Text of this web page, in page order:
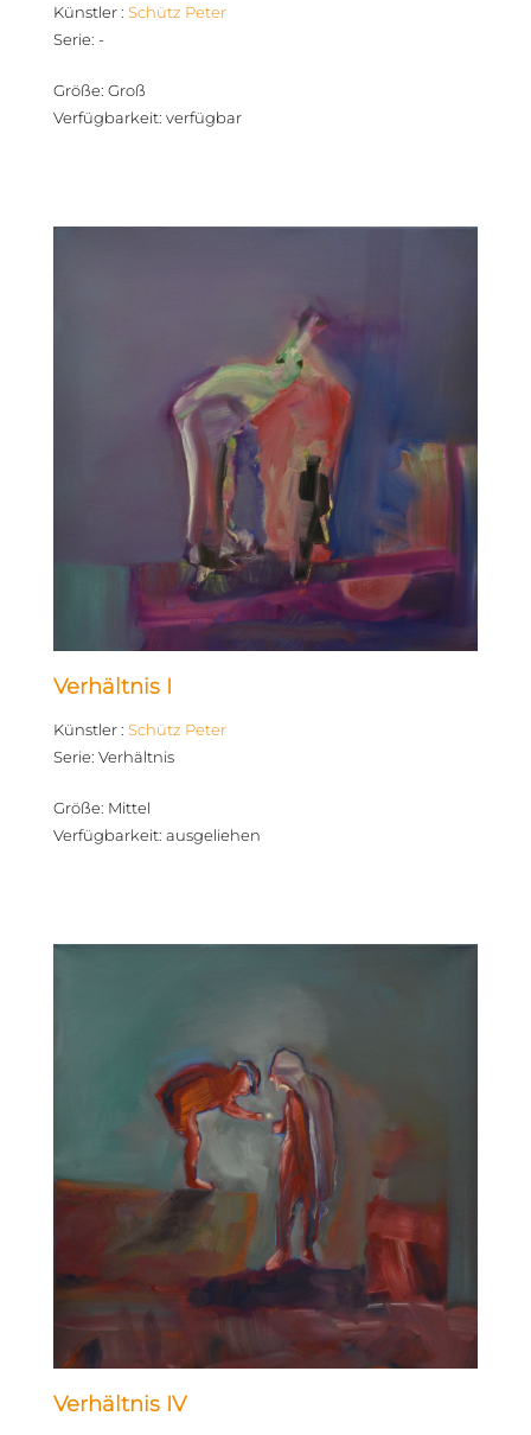
Künstler: Schütz Peter
Serie: -
Größe: Groß
Verfügbarkeit: verfügbar
Verhältnis I
Künstler: Schütz Peter
Serie: Verhältnis
Größe: Mittel
Verfügbarkeit: ausgeliehen
Verhältnis IV